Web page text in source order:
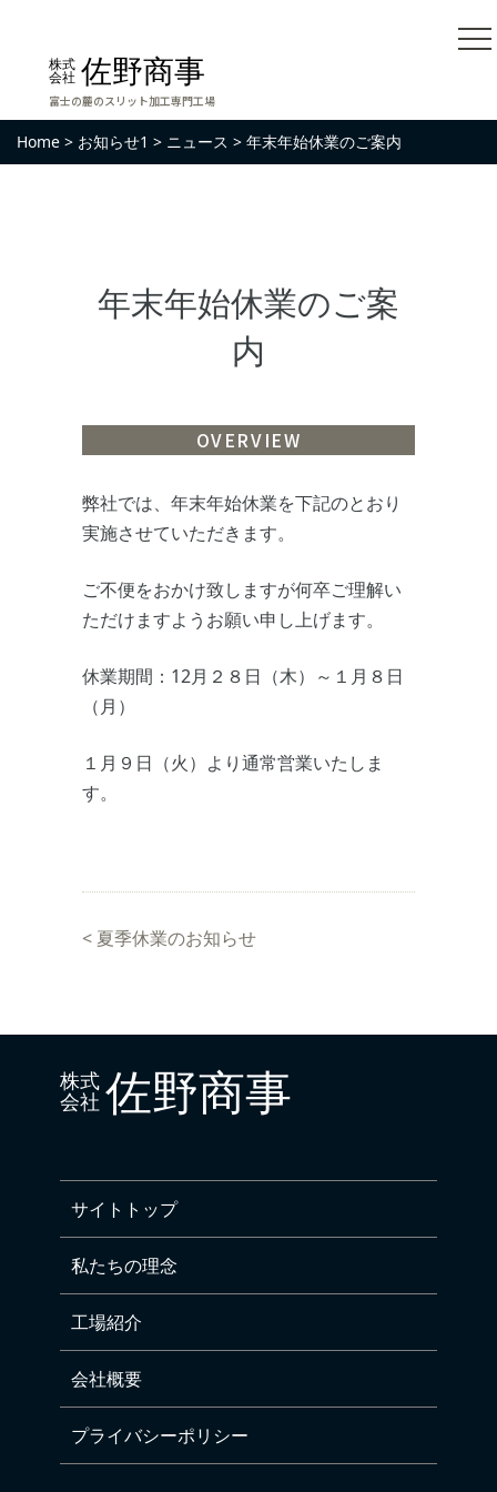
株式
会社 佐野商事
富士の麓のスリット加工専門工場
Home > お知らせ1 > ニュース > 年末年始休業のご案内
年末年始休業のご案
内
弊社では、年末年始休業を下記のとおり
実施させていただきます。
ご不便をおかけ致しますが何卒ご理解い
ただけますようお願い申し上げます。
休業期間：12月２８日（木）～１月８日
（月）
１月９日（火）より通常営業いたしま
す。
< 夏季休業のお知らせ
株式
会社 佐野商事
サイトトップ
私たちの理念
工場紹介
会社概要
プライバシーポリシー